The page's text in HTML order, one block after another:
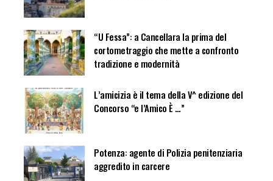
“U Fessa”: a Cancellara la prima del
cortometraggio che mette a confronto
tradizione e modernità
L’amicizia è il tema della V^ edizione del
Concorso “e l’Amico È …”
Potenza: agente di Polizia penitenziaria
aggredito in carcere